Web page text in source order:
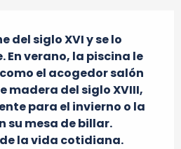
del siglo XVI y se lo
En verano, la piscina le
el acogedor salón
madera del siglo XVIII,
para el invierno o la
su mesa de billar.
la vida cotidiana.